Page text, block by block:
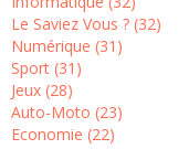
Le Saviez Vous ? (32)
Numérique (31)
Sport (31)
Jeux (28)
Auto-Moto (23)
Economie (22)